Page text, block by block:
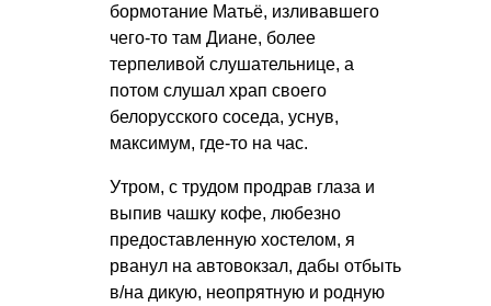
бормотание Матьё, изливавшего
чего-то там Диане, более
терпеливой слушательнице, а
потом слушал храп своего
белорусского соседа, уснув,
максимум, где-то на час.
Утром, с трудом продрав глаза и
выпив чашку кофе, любезно
предоставленную хостелом, я
рванул на автовокзал, дабы отбыть
в/на дикую, неопрятную и родную